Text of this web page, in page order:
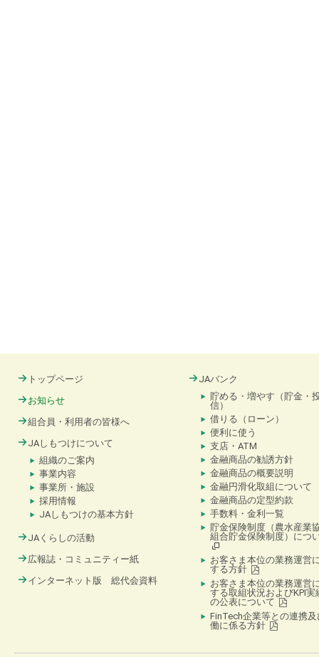
トップページ
お知らせ
組合員・利用者の皆様へ
JAしもつけについて
組織のご案内
事業内容
事業所・施設
採用情報
JAしもつけの基本方針
JAくらしの活動
広報誌・コミュニティー紙
インターネット版 総代会資料
JAバンク
貯める・増やす（貯金・
信）
借りる（ローン）
便利に使う
支店・ATM
金融商品の勧誘方針
金融商品の概要説明
金融円滑化取組について
金融商品の定型約款
手数料・金利一覧
貯金保険制度（農水産業
組合貯金保険制度）につ
お客さま本位の業務運営
する方針
お客さま本位の業務運営
する取組状況およびKPI実
の公表について
FinTech企業等との連携及
働に係る方針